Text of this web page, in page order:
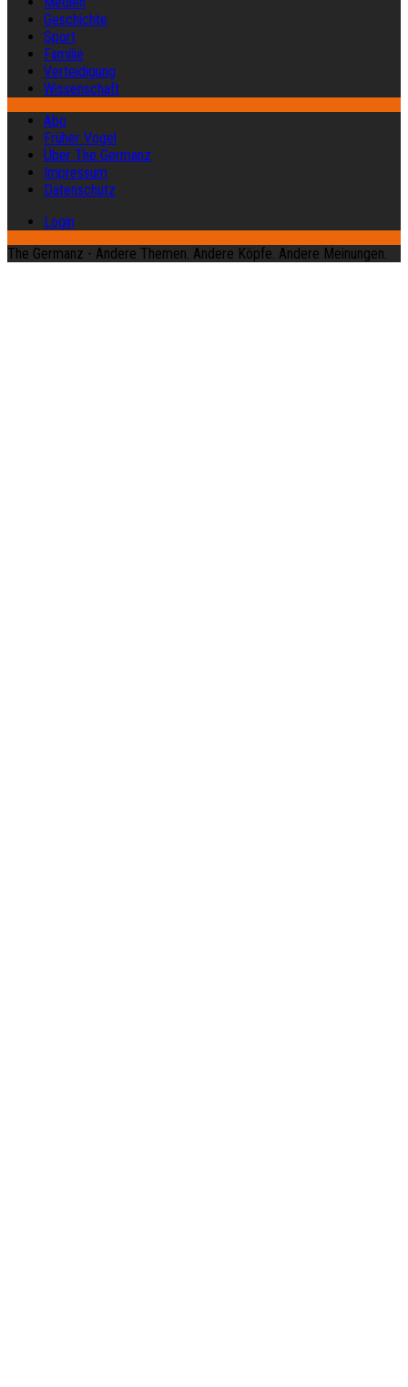
Geschichte
Sport
Familie
Verteidigung
Wissenschaft
Abo
Früher Vogel
Über The Germanz
Impressum
Datenschutz
Login
The Germanz - Andere Themen. Andere Köpfe. Andere Meinungen.